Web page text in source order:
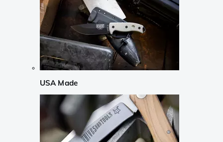
USA Made